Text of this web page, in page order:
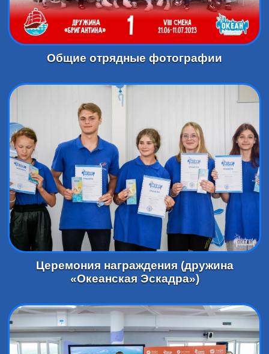
Общие отрядные фотографии
Церемония награждения (дружина
«Океанская Эскадра»)